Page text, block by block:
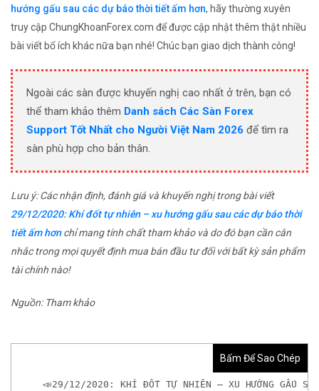
hướng gấu sau các dự báo thời tiết ấm hơn, hãy thường xuyên
truy cập ChungKhoanForex.com để được cập nhật thêm thật nhiều
bài viết bổ ích khác nữa bạn nhé! Chúc bạn giao dịch thành công!
Ngoài các sàn được khuyến nghị cao nhất ở trên, bạn có
thể tham khảo thêm Danh sách Các Sàn Forex
Support Tốt Nhất cho Người Việt Nam 2026 để tìm ra
sàn phù hợp cho bản thân.
Lưu ý: Các nhận định, đánh giá và khuyến nghị trong bài viết
29/12/2020: Khí đốt tự nhiên – xu hướng gấu sau các dự báo thời
tiết ấm hơnchỉ mang tính chất tham khảo và do đó bạn cần cân
nhắc trong mọi quyết định mua bán đầu tư đối với bất kỳ sản phẩm
tài chính nào!
Nguồn: Tham khảo
Bấm Để Sao Chép
📣29/12/2020: KHÍ ĐỐT TỰ NHIÊN – XU HƯỚNG GẤU